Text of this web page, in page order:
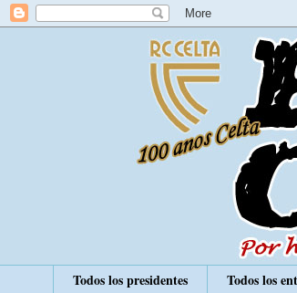
Todos los presidentes Todos los